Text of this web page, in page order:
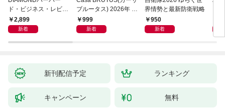
ド・ビジネス・レビュ
ー 2026年9月号 特集
「上司をマネジメント
2,899
新着
ブルータス) 2026年 9
月号 [もっと学べる！
動物園と水族館]
999
新着
界情勢と最新防衛戦略
950
新着
新刊配信予定 ランキング
キャンペーン 無料